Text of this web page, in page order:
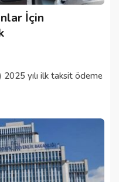
İçin
2025 yılı ilk taksit ödeme